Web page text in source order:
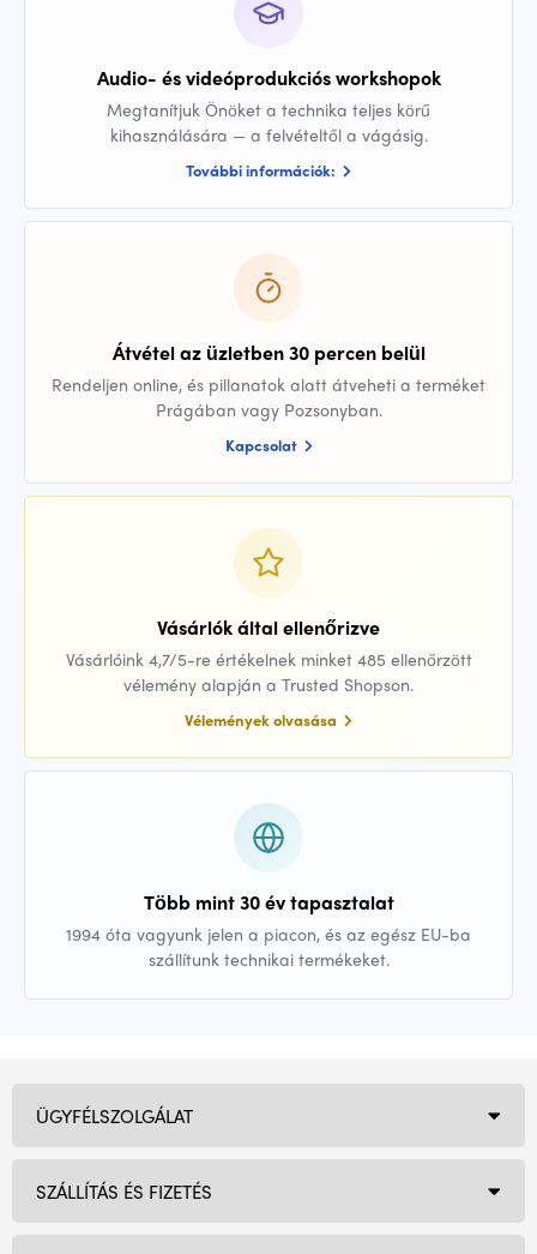
Audio- és videóprodukciós workshopok
Megtanítjuk Önöket a technika teljes körű
kihasználására — a felvételtől a vágásig.
További információk:
Átvétel az üzletben 30 percen belül
Rendeljen online, és pillanatok alatt átveheti a terméket
Prágában vagy Pozsonyban.
Kapcsolat
Vásárlók által ellenőrizve
Vásárlóink 4,7/5-re értékelnek minket 485 ellenőrzött
vélemény alapján a Trusted Shopson.
Vélemények olvasása
Több mint 30 év tapasztalat
1994 óta vagyunk jelen a piacon, és az egész EU-ba
szállítunk technikai termékeket.
ÜGYFÉLSZOLGÁLAT
SZÁLLÍTÁS ÉS FIZETÉS